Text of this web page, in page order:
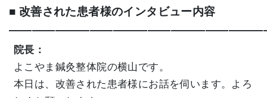
■ 改善された患者様のインタビュー内容
院長：
よこやま鍼灸整体院の横山です。
本日は、改善された患者様にお話を伺います。よろ